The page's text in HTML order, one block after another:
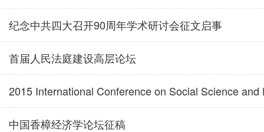
纪念中共四大召开90周年学术研讨会征文启事
首届人民法庭建设高层论坛
2015 International Conference on Social Science and
中国香樟经济学论坛征稿